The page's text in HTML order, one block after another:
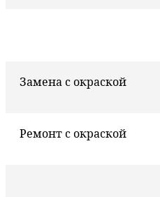
Замена с окраской
Ремонт с окраской